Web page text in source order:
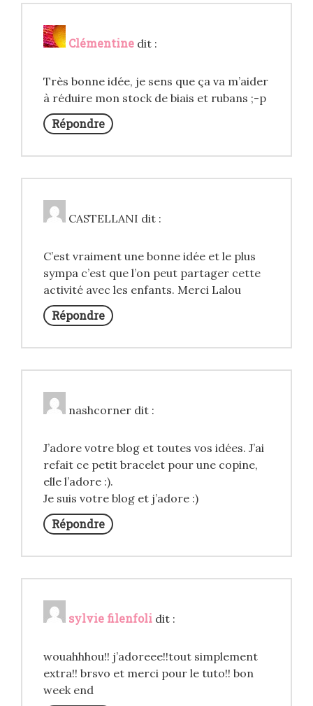
Clémentine dit :
Très bonne idée, je sens que ça va m’aider
à réduire mon stock de biais et rubans ;-p
Répondre
CASTELLANI dit :
C’est vraiment une bonne idée et le plus
sympa c’est que l’on peut partager cette
activité avec les enfants. Merci Lalou
Répondre
nashcorner dit :
J’adore votre blog et toutes vos idées. J’ai
refait ce petit bracelet pour une copine,
elle l’adore :).
Je suis votre blog et j’adore :)
Répondre
sylvie filenfoli dit :
wouahhhou!! j’adoreee!!tout simplement
extra!! brsvo et merci pour le tuto!! bon
week end